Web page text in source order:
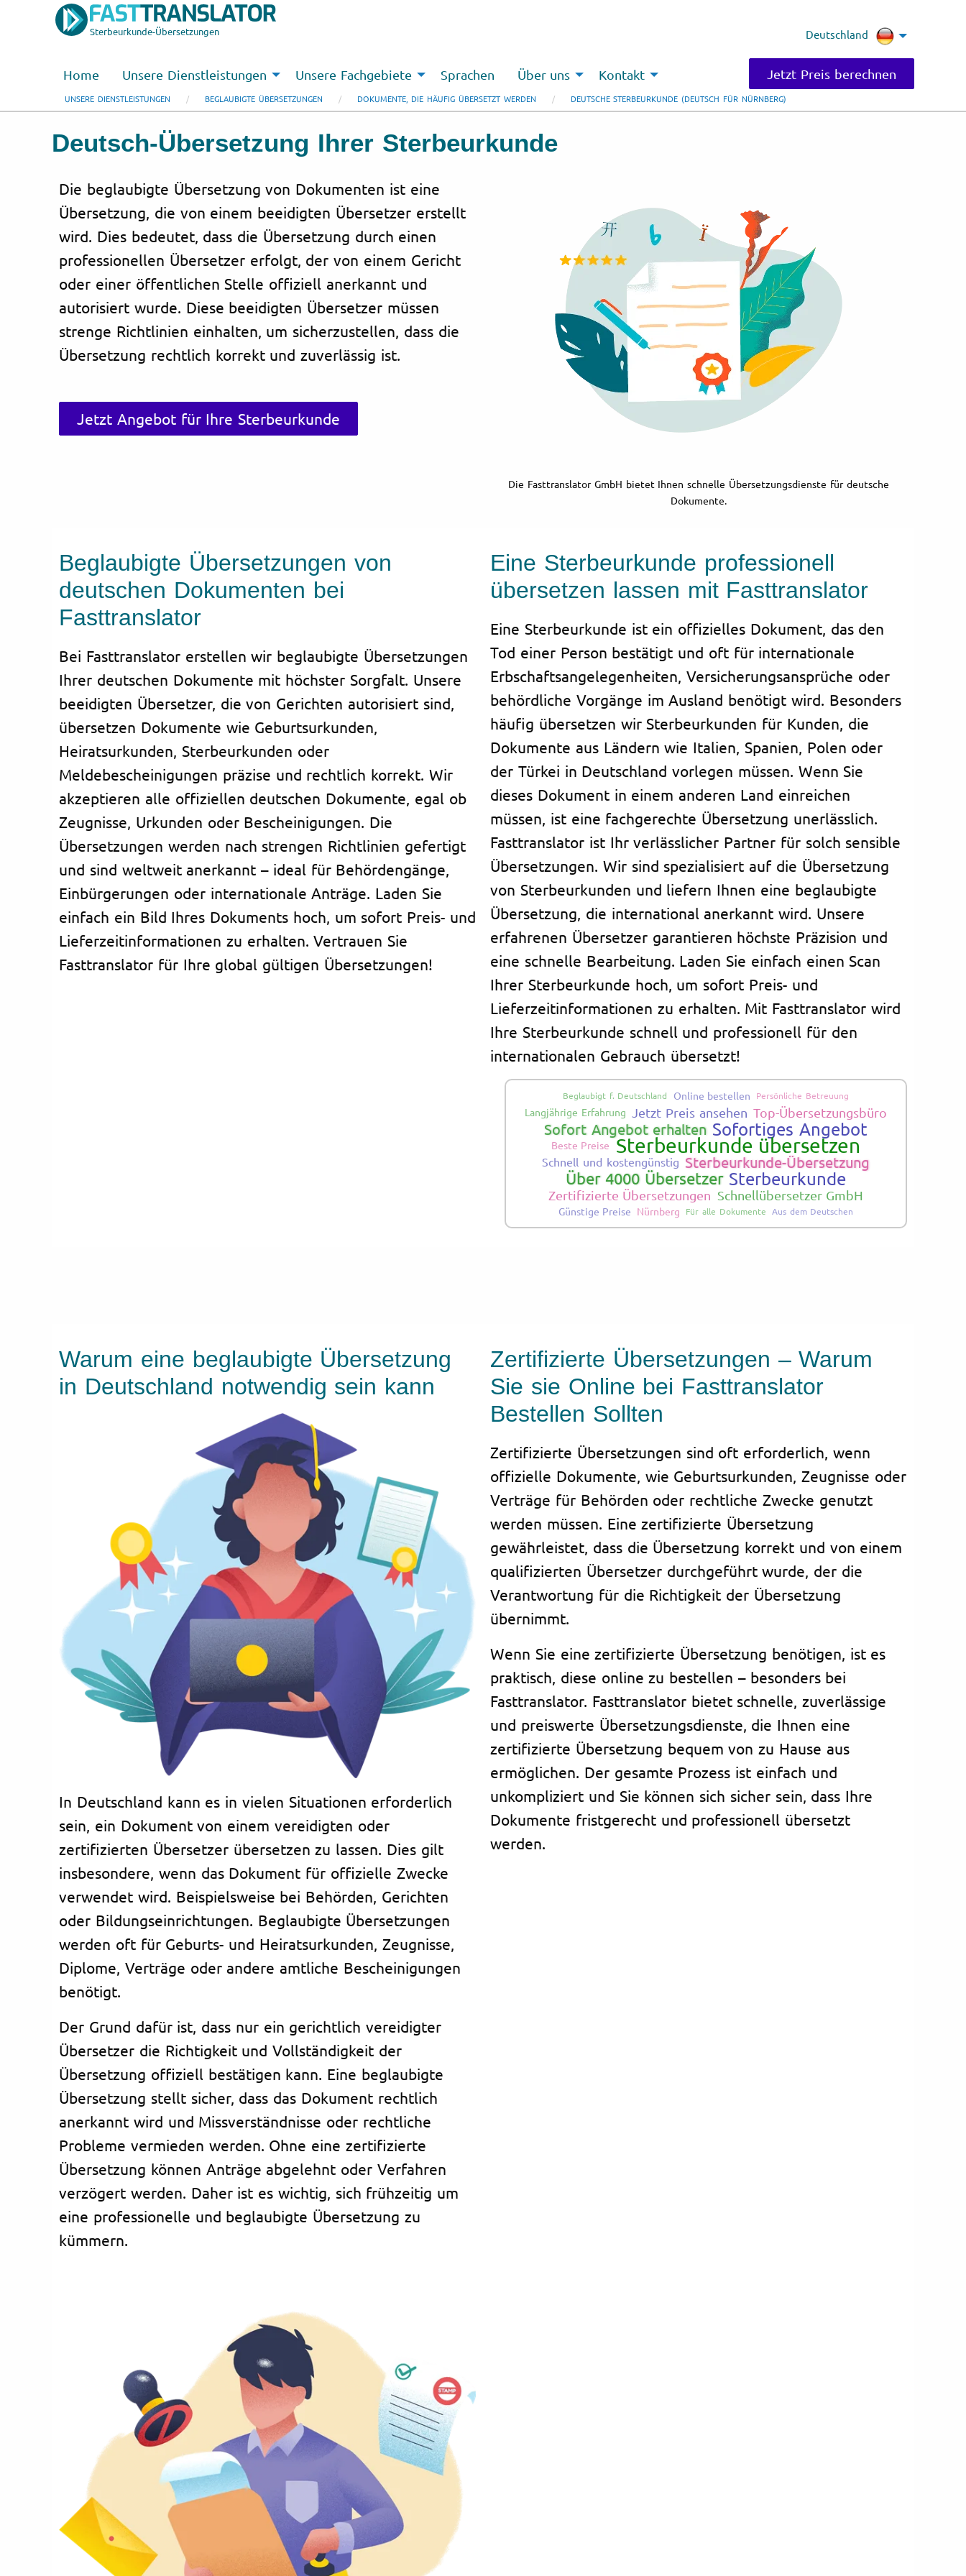
Sterbeurkunde-Übersetzungen Deutschland
Jetzt Preis berechnen
Home Unsere Dienstleistungen Unsere Fachgebiete Sprachen Über uns Kontakt
UNSERE DIENSTLEISTUNGEN BEGLAUBIGTE ÜBERSETZUNGEN DOKUMENTE, DIE HÄUFIG ÜBERSETZT WERDEN DEUTSCHE STERBEURKUNDE (DEUTSCH FÜR NÜRNBERG)
Deutsch-Übersetzung Ihrer Sterbeurkunde
Die beglaubigte Übersetzung von Dokumenten ist eine
Übersetzung, die von einem beeidigten Übersetzer erstellt
wird. Dies bedeutet, dass die Übersetzung durch einen
professionellen Übersetzer erfolgt, der von einem Gericht
oder einer öffentlichen Stelle offiziell anerkannt und
autorisiert wurde. Diese beeidigten Übersetzer müssen
strenge Richtlinien einhalten, um sicherzustellen, dass die
Übersetzung rechtlich korrekt und zuverlässig ist.
Jetzt Angebot für Ihre Sterbeurkunde
Die Fasttranslator GmbH bietet Ihnen schnelle Übersetzungsdienste für deutsche
Dokumente.
Beglaubigte Übersetzungen von
deutschen Dokumenten bei
Fasttranslator
Bei Fasttranslator erstellen wir beglaubigte Übersetzungen
Ihrer deutschen Dokumente mit höchster Sorgfalt. Unsere
beeidigten Übersetzer, die von Gerichten autorisiert sind,
übersetzen Dokumente wie Geburtsurkunden,
Heiratsurkunden, Sterbeurkunden oder
Meldebescheinigungen präzise und rechtlich korrekt. Wir
akzeptieren alle offiziellen deutschen Dokumente, egal ob
Zeugnisse, Urkunden oder Bescheinigungen. Die
Übersetzungen werden nach strengen Richtlinien gefertigt
und sind weltweit anerkannt – ideal für Behördengänge,
Einbürgerungen oder internationale Anträge. Laden Sie
einfach ein Bild Ihres Dokuments hoch, um sofort Preis- und
Lieferzeitinformationen zu erhalten. Vertrauen Sie
Fasttranslator für Ihre global gültigen Übersetzungen!
Eine Sterbeurkunde professionell
übersetzen lassen mit Fasttranslator
Eine Sterbeurkunde ist ein offizielles Dokument, das den
Tod einer Person bestätigt und oft für internationale
Erbschaftsangelegenheiten, Versicherungsansprüche oder
behördliche Vorgänge im Ausland benötigt wird. Besonders
häufig übersetzen wir Sterbeurkunden für Kunden, die
Dokumente aus Ländern wie Italien, Spanien, Polen oder
der Türkei in Deutschland vorlegen müssen. Wenn Sie
dieses Dokument in einem anderen Land einreichen
müssen, ist eine fachgerechte Übersetzung unerlässlich.
Fasttranslator ist Ihr verlässlicher Partner für solch sensible
Übersetzungen. Wir sind spezialisiert auf die Übersetzung
von Sterbeurkunden und liefern Ihnen eine beglaubigte
Übersetzung, die international anerkannt wird. Unsere
erfahrenen Übersetzer garantieren höchste Präzision und
eine schnelle Bearbeitung. Laden Sie einfach einen Scan
Ihrer Sterbeurkunde hoch, um sofort Preis- und
Lieferzeitinformationen zu erhalten. Mit Fasttranslator wird
Ihre Sterbeurkunde schnell und professionell für den
internationalen Gebrauch übersetzt!
Beglaubigt f. Deutschland Online bestellen Persönliche Betreuung
Langjährige Erfahrung Jetzt Preis ansehen Top-Übersetzungsbüro
Sofort Angebot erhalten Sofortiges Angebot
Beste Preise Sterbeurkunde übersetzen
Schnell und kostengünstig Sterbeurkunde-Übersetzung
Über 4000 Übersetzer Sterbeurkunde
Zertifizierte Übersetzungen Schnellübersetzer GmbH
Günstige Preise Nürnberg Für alle Dokumente Aus dem Deutschen
Warum eine beglaubigte Übersetzung
in Deutschland notwendig sein kann
In Deutschland kann es in vielen Situationen erforderlich
sein, ein Dokument von einem vereidigten oder
zertifizierten Übersetzer übersetzen zu lassen. Dies gilt
insbesondere, wenn das Dokument für offizielle Zwecke
verwendet wird. Beispielsweise bei Behörden, Gerichten
oder Bildungseinrichtungen. Beglaubigte Übersetzungen
werden oft für Geburts- und Heiratsurkunden, Zeugnisse,
Diplome, Verträge oder andere amtliche Bescheinigungen
benötigt.
Der Grund dafür ist, dass nur ein gerichtlich vereidigter
Übersetzer die Richtigkeit und Vollständigkeit der
Übersetzung offiziell bestätigen kann. Eine beglaubigte
Übersetzung stellt sicher, dass das Dokument rechtlich
anerkannt wird und Missverständnisse oder rechtliche
Probleme vermieden werden. Ohne eine zertifizierte
Übersetzung können Anträge abgelehnt oder Verfahren
verzögert werden. Daher ist es wichtig, sich frühzeitig um
eine professionelle und beglaubigte Übersetzung zu
kümmern.
Zertifizierte Übersetzungen – Warum
Sie sie Online bei Fasttranslator
Bestellen Sollten
Zertifizierte Übersetzungen sind oft erforderlich, wenn
offizielle Dokumente, wie Geburtsurkunden, Zeugnisse oder
Verträge für Behörden oder rechtliche Zwecke genutzt
werden müssen. Eine zertifizierte Übersetzung
gewährleistet, dass die Übersetzung korrekt und von einem
qualifizierten Übersetzer durchgeführt wurde, der die
Verantwortung für die Richtigkeit der Übersetzung
übernimmt.
Wenn Sie eine zertifizierte Übersetzung benötigen, ist es
praktisch, diese online zu bestellen – besonders bei
Fasttranslator. Fasttranslator bietet schnelle, zuverlässige
und preiswerte Übersetzungsdienste, die Ihnen eine
zertifizierte Übersetzung bequem von zu Hause aus
ermöglichen. Der gesamte Prozess ist einfach und
unkompliziert und Sie können sich sicher sein, dass Ihre
Dokumente fristgerecht und professionell übersetzt
werden.